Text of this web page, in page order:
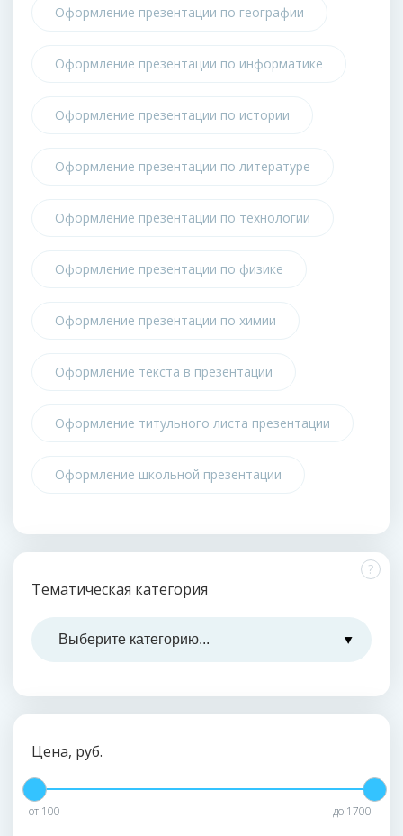
Оформление презентации по географии
Оформление презентации по информатике
Оформление презентации по истории
Оформление презентации по литературе
Оформление презентации по технологии
Оформление презентации по физике
Оформление презентации по химии
Оформление текста в презентации
Оформление титульного листа презентации
Оформление школьной презентации
Тематическая категория
?
Цена, руб.
от 100 до 1700